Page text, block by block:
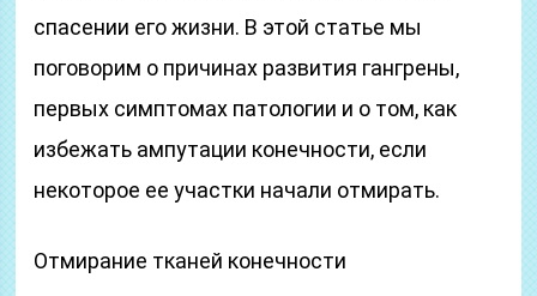
спасении его жизни. В этой статье мы
поговорим о причинах развития гангрены,
первых симптомах патологии и о том, как
избежать ампутации конечности, если
некоторое ее участки начали отмирать.
Отмирание тканей конечности